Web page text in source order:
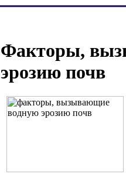
Факторы,
эрозию почв